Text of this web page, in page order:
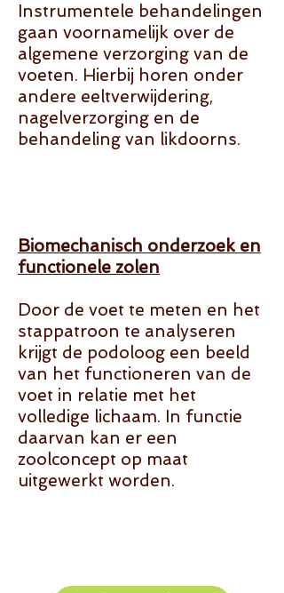
Instrumentele behandelingen
gaan voornamelijk over de
algemene verzorging van de
voeten. Hierbij horen onder
andere eeltverwijdering,
nagelverzorging en de
behandeling van likdoorns.
Biomechanisch onderzoek en
functionele zolen
Door de voet te meten en het
stappatroon te analyseren
krijgt de podoloog een beeld
van het functioneren van de
voet in relatie met het
volledige lichaam. In functie
daarvan kan er een
zoolconcept op maat
uitgewerkt worden.